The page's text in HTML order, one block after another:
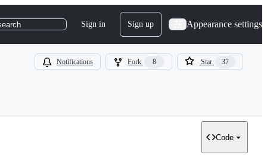
Sign in Sign up Appearance settings
Notifications Fork 8 Star 37
Code